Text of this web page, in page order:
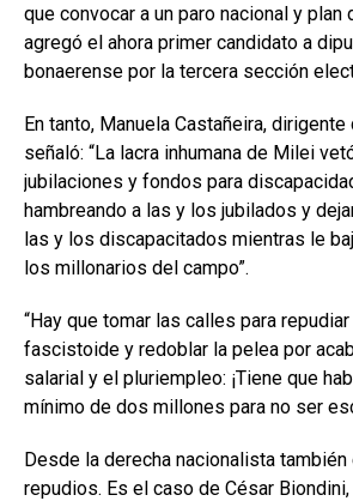
que convocar a un paro nacional y plan
agregó el ahora primer candidato a
bonaerense por la tercera sección
En tanto, Manuela Castañeira,
señaló: “La lacra inhumana de Milei
jubilaciones y fondos para
hambreando a las y los jubilados y
las y los discapacitados mientras le
los millonarios del campo”.
“Hay que tomar las calles para
fascistoide y redoblar la pelea por
salarial y el pluriempleo: ¡Tiene que
mínimo de dos millones para no ser
Desde la derecha nacionalista
repudios. Es el caso de César